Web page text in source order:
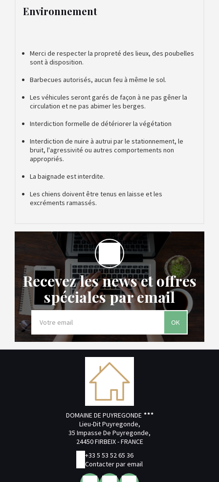
Environnement
Merci de respecter la propreté des lieux, des poubelles
sont à disposition.
Barbecues autorisés, aucun feu à même le sol.
Les véhicules seront garés de façon à ne pas gêner la
circulation et ne pas abimer les berges.
Interdiction formelle de détériorer la végétation
Interdiction de nuire à autrui par le stationnement, le
bruit, l'agressivité ou autres comportements non
appropriés.
La baignade est interdite.
Les chiens doivent être tenus en laisse et les
excréments ramassés.
Recevez les news et offres
spéciales par email
OK
DOMAINE DE PUYREGONDE
Lieu-Dit Puyregonde,
35 Impasse De Puyregonde,
24450 FIRBEIX - FRANCE
+33 5 53 52 65 36
Contacter par email